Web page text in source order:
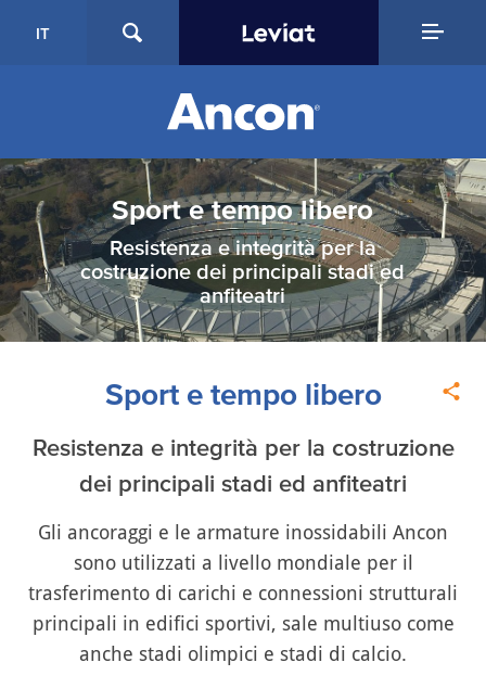
IT
Sport e tempo libero
Resistenza e integrità per la
costruzione dei principali stadi ed
anfiteatri
Sport e tempo libero
Resistenza e integrità per la costruzione
dei principali stadi ed anfiteatri
Gli ancoraggi e le armature inossidabili Ancon
sono utilizzati a livello mondiale per il
trasferimento di carichi e connessioni strutturali
principali in edifici sportivi, sale multiuso come
anche stadi olimpici e stadi di calcio.